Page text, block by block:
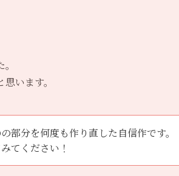
います。
部分を何度も作り直した自信作です。
てください！